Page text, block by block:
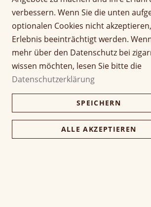
n
g
e
n
a
n
g
d
e
B
i
l
g
l
verbessern. Wenn Sie die unten
optionalen Cookies nicht
Erlebnis beeinträchtigt werden.
mehr über den Datenschutz bei
wissen möchten, lesen Sie bitte die
Datenschutzerklärung
SPEICHERN
ALLE AKZEPTIEREN